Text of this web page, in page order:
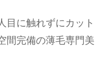
目に触れずにカット
間完備の薄毛専門美